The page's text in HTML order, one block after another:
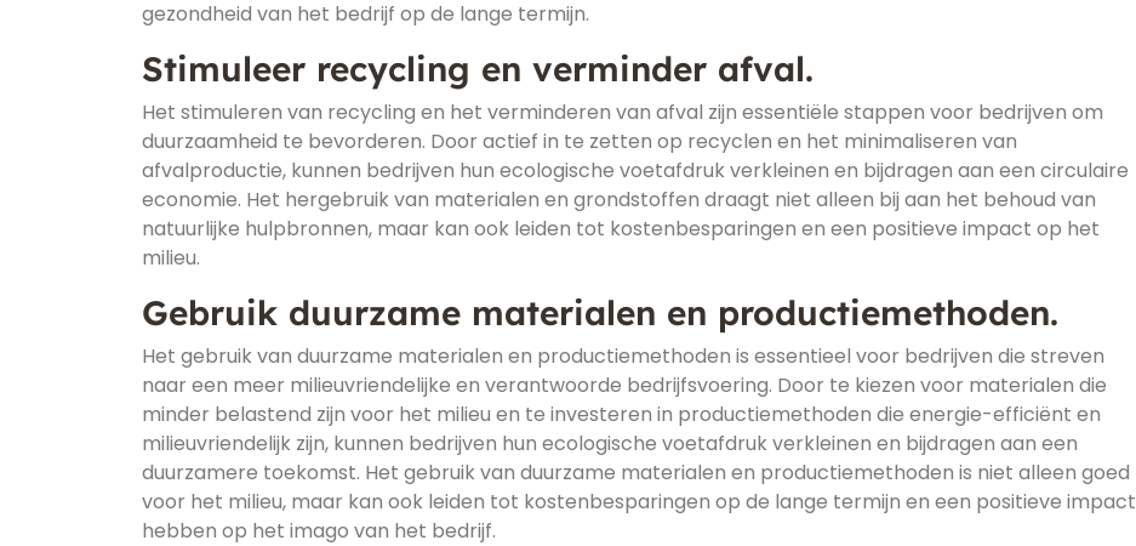
gezondheid van het bedrijf op de lange termijn.
Stimuleer recycling en verminder afval.
Het stimuleren van recycling en het verminderen van afval zijn essentiële stappen voor bedrijven om
duurzaamheid te bevorderen. Door actief in te zetten op recyclen en het minimaliseren van
afvalproductie, kunnen bedrijven hun ecologische voetafdruk verkleinen en bijdragen aan een circulaire
economie. Het hergebruik van materialen en grondstoffen draagt niet alleen bij aan het behoud van
natuurlijke hulpbronnen, maar kan ook leiden tot kostenbesparingen en een positieve impact op het
milieu.
Gebruik duurzame materialen en productiemethoden.
Het gebruik van duurzame materialen en productiemethoden is essentieel voor bedrijven die streven
naar een meer milieuvriendelijke en verantwoorde bedrijfsvoering. Door te kiezen voor materialen die
minder belastend zijn voor het milieu en te investeren in productiemethoden die energie-efficiënt en
milieuvriendelijk zijn, kunnen bedrijven hun ecologische voetafdruk verkleinen en bijdragen aan een
duurzamere toekomst. Het gebruik van duurzame materialen en productiemethoden is niet alleen goed
voor het milieu, maar kan ook leiden tot kostenbesparingen op de lange termijn en een positieve impact
hebben op het imago van het bedrijf.